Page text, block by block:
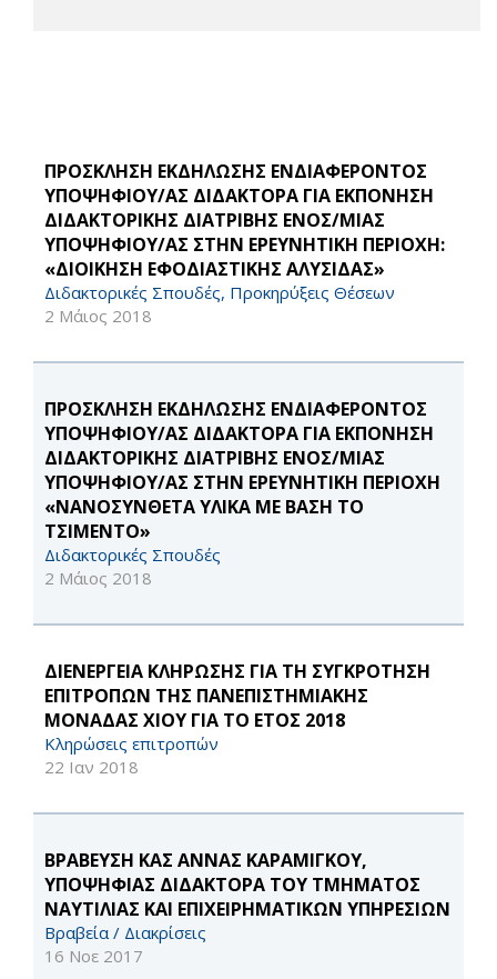
ΠΡΟΣΚΛΗΣΗ ΕΚΔΗΛΩΣΗΣ ΕΝΔΙΑΦΕΡΟΝΤΟΣ
ΥΠΟΨΗΦΙΟΥ/ΑΣ ΔΙΔΑΚΤΟΡΑ ΓΙΑ ΕΚΠΌΝΗΣΗ
ΔΙΔΑΚΤΟΡΙΚΉΣ ΔΙΑΤΡΙΒΉΣ ΕΝΌΣ/ΜΊΑΣ
ΥΠΟΨΗΦΊΟΥ/ΑΣ ΣΤΗΝ ΕΡΕΥΝΗΤΙΚΉ ΠΕΡΙΟΧΉ:
«ΔΙΟΊΚΗΣΗ ΕΦΟΔΙΑΣΤΙΚΉΣ ΑΛΥΣΊΔΑΣ»
Διδακτορικές Σπουδές, Προκηρύξεις Θέσεων
2 Μάιος 2018
ΠΡΟΣΚΛΗΣΗ ΕΚΔΗΛΩΣΗΣ ΕΝΔΙΑΦΕΡΟΝΤΟΣ
ΥΠΟΨΗΦΙΟΥ/ΑΣ ΔΙΔΑΚΤΟΡΑ ΓΙΑ ΕΚΠΌΝΗΣΗ
ΔΙΔΑΚΤΟΡΙΚΗΣ ΔΙΑΤΡΙΒΗΣ ΕΝΟΣ/ΜΙΑΣ
ΥΠΟΨΗΦΊΟΥ/ΑΣ ΣΤΗΝ ΕΡΕΥΝΗΤΙΚΗ ΠΕΡΙΟΧΗ
«ΝΑΝΟΣΥΝΘΕΤΑ ΥΛΙΚΑ ΜΕ ΒΑΣΗ ΤΟ
ΤΣΙΜΕΝΤΟ»
Διδακτορικές Σπουδές
2 Μάιος 2018
ΔΙΕΝΕΡΓΕΙΑ ΚΛΗΡΩΣΗΣ ΓΙΑ ΤΗ ΣΥΓΚΡΟΤΗΣΗ
ΕΠΙΤΡΟΠΩΝ ΤΗΣ ΠΑΝΕΠΙΣΤΗΜΙΑΚΗΣ
ΜΟΝΑΔΑΣ ΧΙΟΥ ΓΙΑ ΤΟ ΕΤΟΣ 2018
Κληρώσεις επιτροπών
22 Ιαν 2018
ΒΡΑΒΕΥΣΗ ΚΑΣ ΑΝΝΑΣ ΚΑΡΑΜΙΓΚΟΥ,
ΥΠΟΨΗΦΙΑΣ ΔΙΔΑΚΤΟΡΑ ΤΟΥ ΤΜΗΜΑΤΟΣ
ΝΑΥΤΙΛΙΑΣ ΚΑΙ ΕΠΙΧΕΙΡΗΜΑΤΙΚΩΝ ΥΠΗΡΕΣΙΩΝ
Βραβεία / Διακρίσεις
16 Νοε 2017